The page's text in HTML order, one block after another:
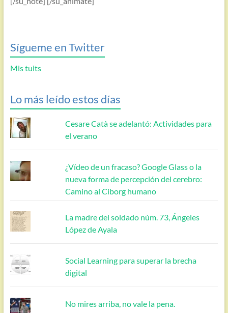
Sígueme en Twitter
Mis tuits
Lo más leído estos días
Cesare Catà se adelantó: Actividades para
el verano
¿Vídeo de un fracaso? Google Glass o la
nueva forma de percepción del cerebro:
Camino al Ciborg humano
La madre del soldado núm. 73, Ángeles
López de Ayala
Social Learning para superar la brecha
digital
No mires arriba, no vale la pena.